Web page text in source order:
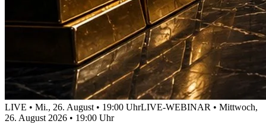
LIVE • Mi., 26. August • 19:00 UhrLIVE-WEBINAR • Mittwoch,
26. August 2026 • 19:00 Uhr